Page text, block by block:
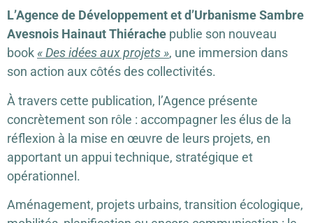
L’Agence de Développement et d’Urbanisme Sambre
Avesnois Hainaut Thiérache publie son nouveau
book« Des idées aux projets », une immersion dans
son action aux côtés des collectivités.
À travers cette publication, l’Agence présente
concrètement son rôle : accompagner les élus de la
réflexion à la mise en œuvre de leurs projets, en
apportant un appui technique, stratégique et
opérationnel.
Aménagement, projets urbains, transition écologique,